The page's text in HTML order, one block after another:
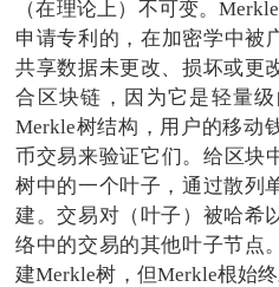
（在理论上）不可变。
申请专利的，在加密学中被
共享数据未更改、损坏或更
合区块链，因为它是轻量
Merkle树结构，用户的移动
币交易来验证它们。给区块
树中的一个叶子，通过散列
建。交易对（叶子）被哈希
络中的交易的其他叶子节点
建Merkle树，但Merkle根始